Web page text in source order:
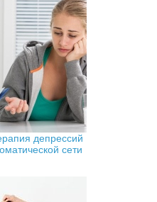
депрессий
сети